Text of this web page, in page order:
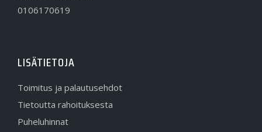
0106170619
LISÄTIETOJA
Toimitus ja palautusehdot
Tietoutta rahoituksesta
Puheluhinnat